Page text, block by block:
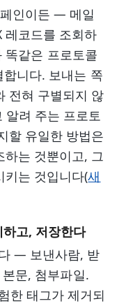
인이든 — 메일
레코드를 조회하
같은 프로토콜
합니다. 보내는 쪽
전혀 구별되지 않
려 주는 프로토
할 유일한 방법은
는 것뿐이고, 그
키는 것입니다(새
고, 저장한다
— 보낸사람, 받
문, 첨부파일.
한 태그가 제거되